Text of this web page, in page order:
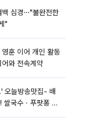
백 심경⋯"불완전한
"
훈 이어 개인 활동
와 전속계약
오늘방송맛집- 배
쌀국수ㆍ푸팟퐁 커